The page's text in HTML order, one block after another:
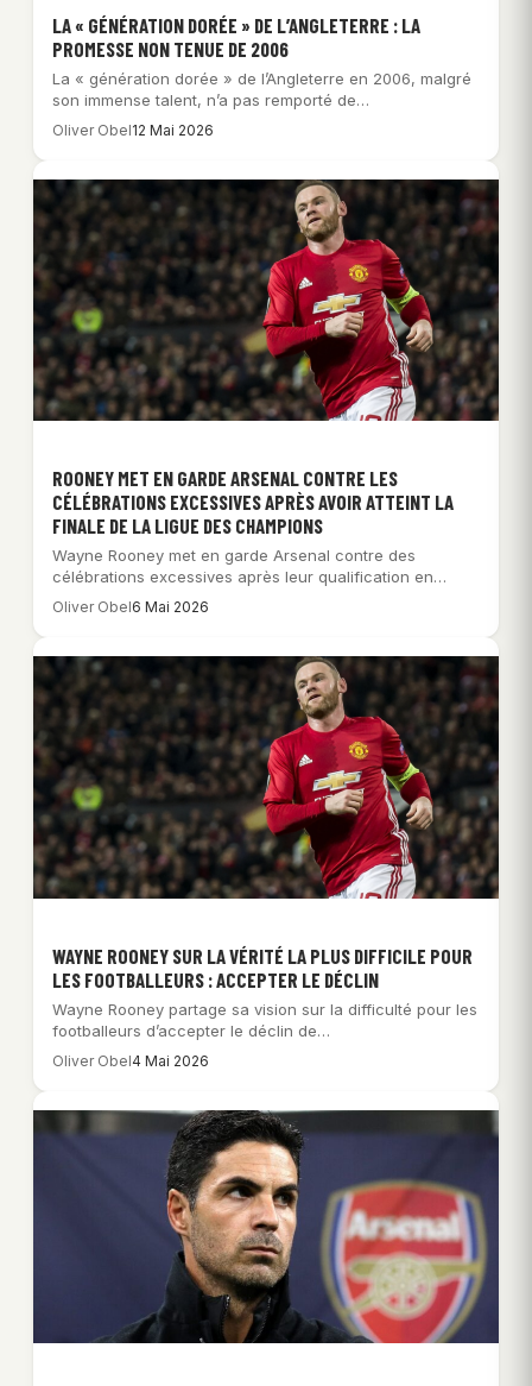
LA « GÉNÉRATION DORÉE » DE L’ANGLETERRE : LA
PROMESSE NON TENUE DE 2006
La « génération dorée » de l’Angleterre en 2006, malgré
son immense talent, n’a pas remporté de…
Oliver Obel12 Mai 2026
ROONEY MET EN GARDE ARSENAL CONTRE LES
CÉLÉBRATIONS EXCESSIVES APRÈS AVOIR ATTEINT LA
FINALE DE LA LIGUE DES CHAMPIONS
Wayne Rooney met en garde Arsenal contre des
célébrations excessives après leur qualification en
finale…
Oliver Obel6 Mai 2026
WAYNE ROONEY SUR LA VÉRITÉ LA PLUS DIFFICILE POUR
LES FOOTBALLEURS : ACCEPTER LE DÉCLIN
Wayne Rooney partage sa vision sur la difficulté pour les
footballeurs d’accepter le déclin de…
Oliver Obel4 Mai 2026